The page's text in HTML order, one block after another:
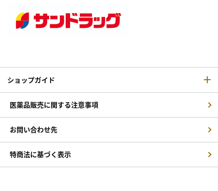
ショップガイド
医薬品販売に関する注意事項
お問い合わせ先
特商法に基づく表示